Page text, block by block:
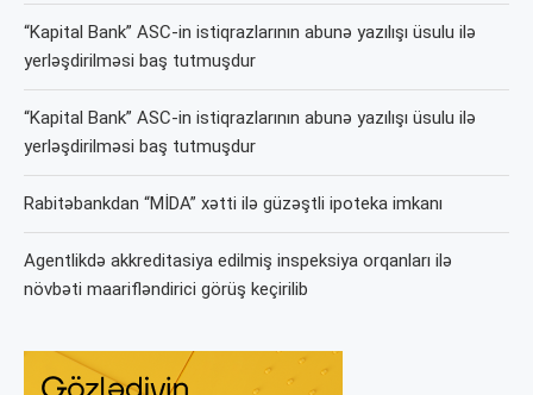
“Kapital Bank” ASC-in istiqrazlarının abunə yazılışı üsulu ilə
yerləşdirilməsi baş tutmuşdur
“Kapital Bank” ASC-in istiqrazlarının abunə yazılışı üsulu ilə
yerləşdirilməsi baş tutmuşdur
Rabitəbankdan “MİDA” xətti ilə güzəştli ipoteka imkanı
Agentlikdə akkreditasiya edilmiş inspeksiya orqanları ilə
növbəti maarifləndirici görüş keçirilib